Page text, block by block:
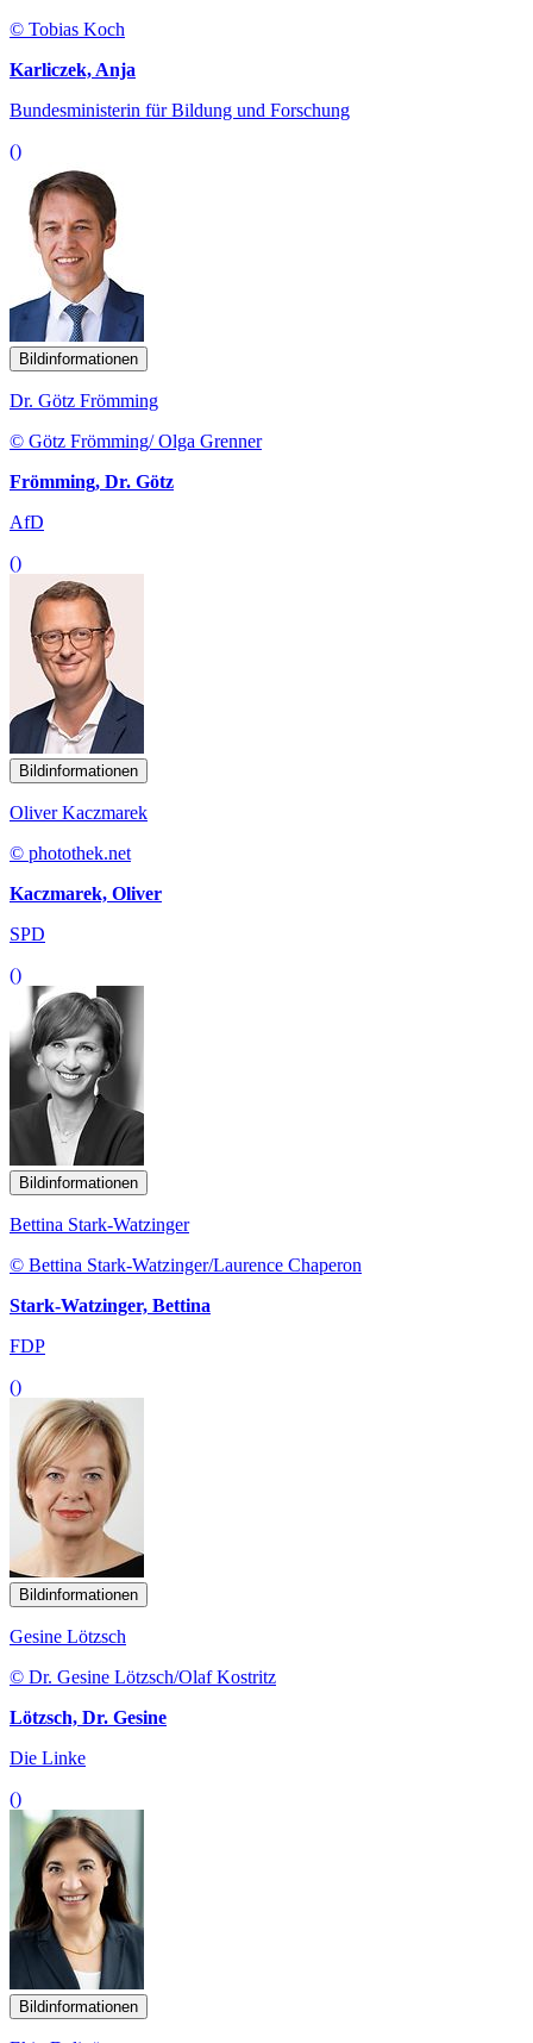
© Tobias Koch
Karliczek, Anja
Bundesministerin für Bildung und Forschung
()
Bildinformationen
Dr. Götz Frömming
© Götz Frömming/ Olga Grenner
Frömming, Dr. Götz
AfD
()
Bildinformationen
Oliver Kaczmarek
© photothek.net
Kaczmarek, Oliver
SPD
()
Bildinformationen
Bettina Stark-Watzinger
© Bettina Stark-Watzinger/Laurence Chaperon
Stark-Watzinger, Bettina
FDP
()
Bildinformationen
Gesine Lötzsch
© Dr. Gesine Lötzsch/Olaf Kostritz
Lötzsch, Dr. Gesine
Die Linke
()
Bildinformationen